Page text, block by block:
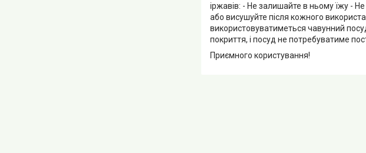
іржавів: - Не залишайте в ньому їжу -
або висушуйте після кожного
використовуватиметься чавунний
покриття, і посуд не потребуватиме
Приємного користування!